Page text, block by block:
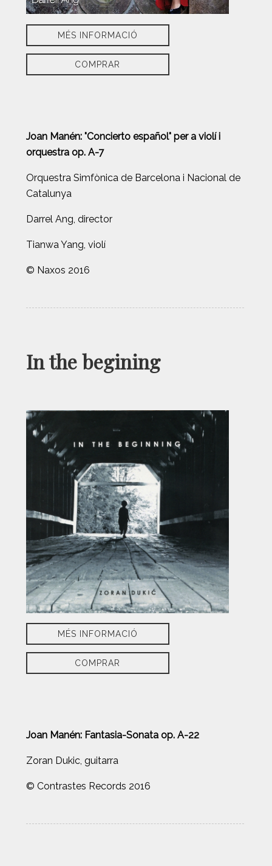
MÉS INFORMACIÓ
COMPRAR
Joan Manén: "Concierto español" per a violí i
orquestra op. A-7
Orquestra Simfònica de Barcelona i Nacional de
Catalunya
Darrel Ang, director
Tianwa Yang, violí
© Naxos 2016
In the begining
MÉS INFORMACIÓ
COMPRAR
Joan Manén: Fantasia-Sonata op. A-22
Zoran Dukic, guitarra
© Contrastes Records 2016